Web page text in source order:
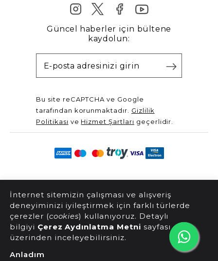
İnternet sitemizin çalışması ve alışveriş
deneyiminizi iyileştirmek için farklı türlerde
çerezler (cookies) kullanıyoruz. Detaylı
bilgiyi Çerez Aydınlatma Metni sayfası
üzerinden inceleyebilirsiniz.
Anladım
Güncel haberler için bültene
kaydolun:
Bu site reCAPTCHA ve Google
tarafından korunmaktadır. Gizlilik
Politikası ve Hizmet Şartları geçerlidir.